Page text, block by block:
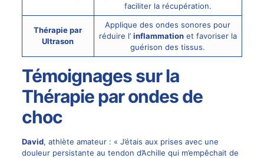
faciliter la récupération.
Thérapie par
Ultrason
Applique des ondes sonores pour
réduire l’ inflammationet favoriser la
guérison des tissus.
Témoignages sur la
Thérapie par ondes de
choc
David, athlète amateur : « J’étais aux prises avec une
douleur persistante au tendon d’Achille qui m’empêchait de